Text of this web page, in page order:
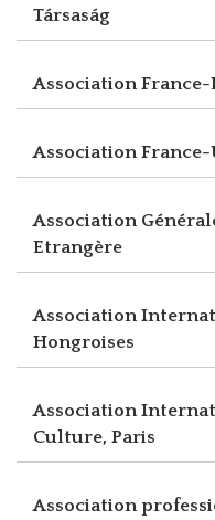
Társaság
Association France-
Association France-
Association
Etrangère
Association
Hongroises
Association
Culture, Paris
Association